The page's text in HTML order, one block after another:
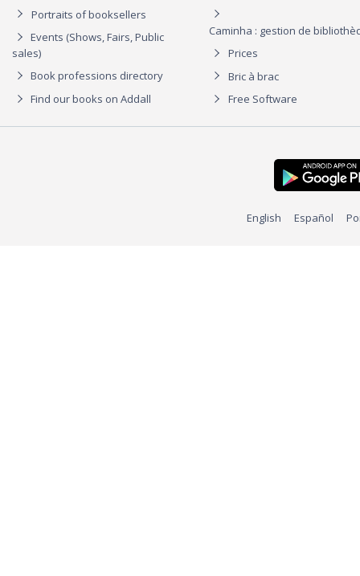
Portraits of booksellers
Events (Shows, Fairs, Public
sales)
Book professions directory
Find our books on Addall
Caminha : gestion de
Prices
Bric à brac
Free Software
English Español